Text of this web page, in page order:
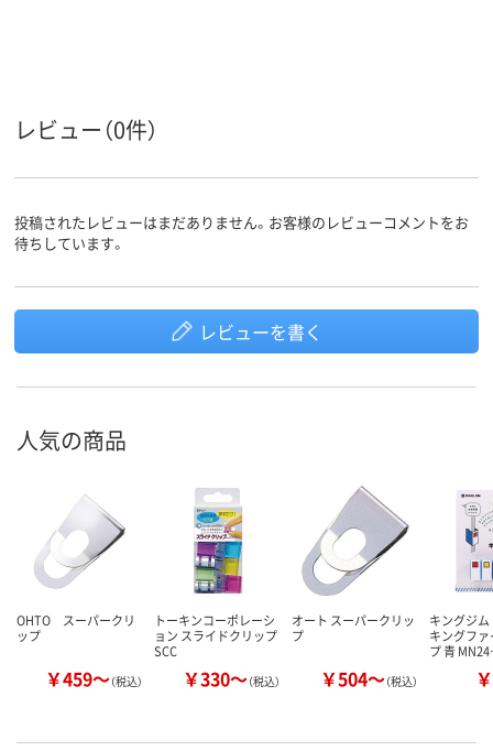
レビュー（0件）
投稿されたレビューはまだありません。お客様のレビューコメントをお
待ちしています。
レビューを書く
人気の商品
OHTO スーパークリ
ップ
￥459～（税込）
トーキンコーポレーシ
ョン スライドクリップ
SCC
￥330～（税込）
オート スーパークリッ
プ
￥504～（税込）
キングジ
キングフ
プ 青